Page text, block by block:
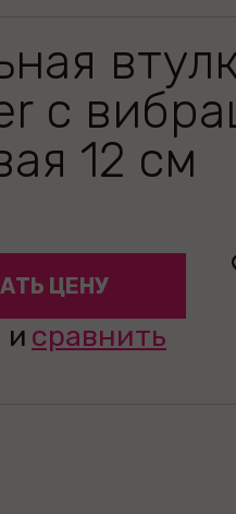
с
12 см
ЦЕНУ
и сравнить